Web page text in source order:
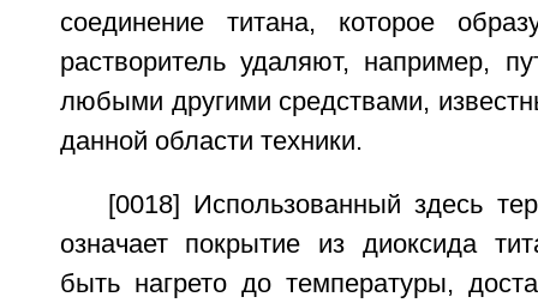
соединение титана, которое
растворитель удаляют, например,
любыми другими средствами,
данной области техники.
[0018] Использованный здесь
означает покрытие из диоксида
быть нагрето до температуры,